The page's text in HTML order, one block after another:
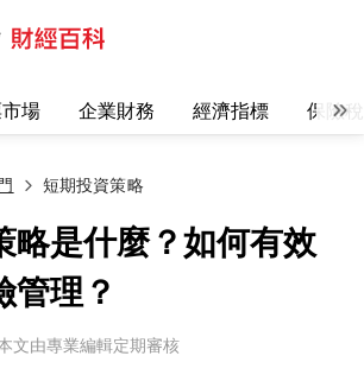
場 企業財務 經濟指標 保險
短期投資策略
略是什麼？如何有效
管理？
文由專業編輯定期審核